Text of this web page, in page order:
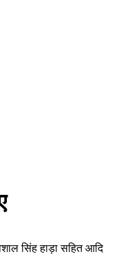
सिंह हाड़ा सहित आदि